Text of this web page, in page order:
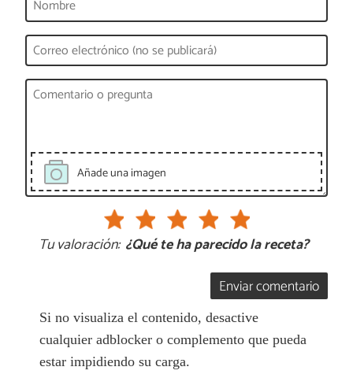
Añade una imagen
Tu valoración: ¿Qué te ha parecido la receta?
Enviar comentario
Si no visualiza el contenido, desactive
cualquier adblocker o complemento que pueda
estar impidiendo su carga.